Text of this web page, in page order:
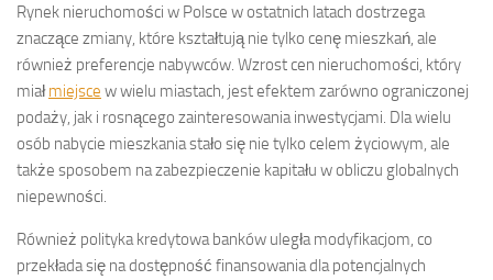
Rynek nieruchomości w Polsce w ostatnich latach dostrzega
znaczące zmiany, które kształtują nie tylko cenę mieszkań, ale
również preferencje nabywców. Wzrost cen nieruchomości, który
miałmiejsce w wielu miastach, jest efektem zarówno ograniczonej
podaży, jak i rosnącego zainteresowania inwestycjami. Dla wielu
osób nabycie mieszkania stało się nie tylko celem życiowym, ale
także sposobem na zabezpieczenie kapitału w obliczu globalnych
niepewności.
Również polityka kredytowa banków uległa modyfikacjom, co
przekłada się na dostępność finansowania dla potencjalnych